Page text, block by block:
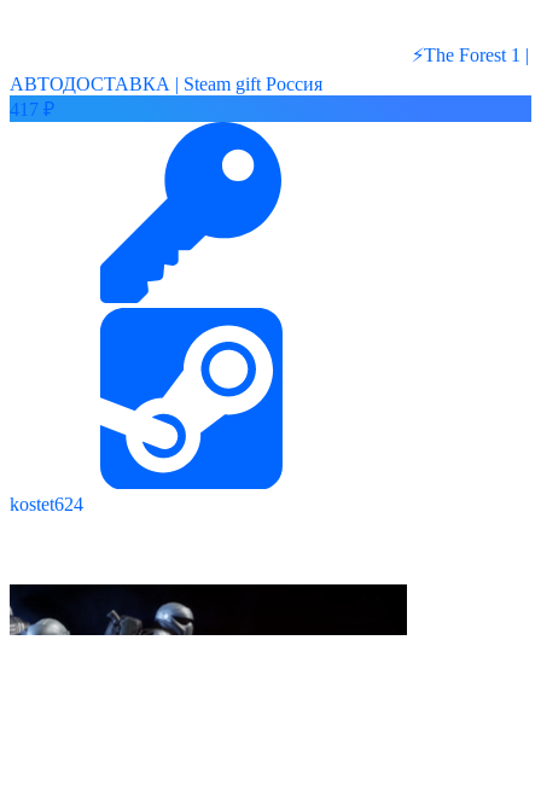
⚡️The Forest 1 |
АВТОДОСТАВКА | Steam gift Россия
417 ₽
kostet624